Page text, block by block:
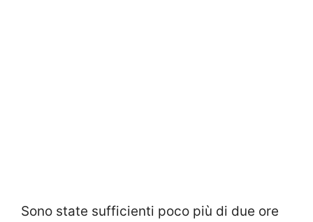
Sono state sufficienti poco più di due ore